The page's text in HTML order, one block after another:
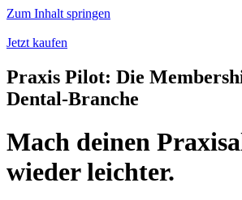
Zum Inhalt springen
Jetzt kaufen
Praxis Pilot: Die
Dental-Branche
Mach deinen
wieder leichter.